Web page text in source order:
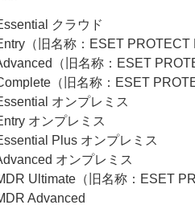
クラウド
（旧名称：ESET PROTECT
（旧名称：ESET
（旧名称：ESET
オンプレミス
オンプレミス
Plus オンプレミス
オンプレミス
Ultimate（旧名称：ESET
Advanced